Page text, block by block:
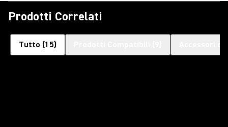
Prodotti Correlati
Tutto (15)